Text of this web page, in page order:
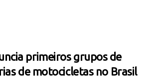
primeiros grupos de
de motocicletas no Brasil